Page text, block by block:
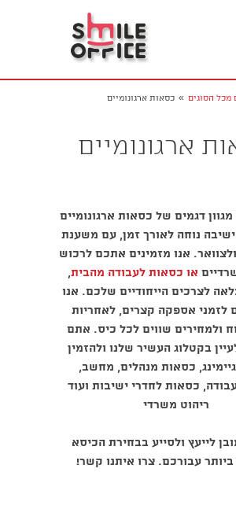
מכל הסוגים » כסאות ארגונומיים
ארגונומיים
דגמים של כסאות ארגונומיים
נוחה לאורך זמן, עם משענת
אנו מזמינים אתכם לרכוש
או כסאות לעבודה מהבית,
לצרכים הייחודיים שלכם. אנו
לזמני אספקה קצרים, לאחריות
ולמחירים שווים לכל כיס. אתם
בקטלוג העשיר שלנו ולהזמין
כסאות מנהלים, מחשב,
כסאות לחדרי ישיבות ועוד
ריהוט משרדי
לייעץ ולסייע בבחירת הכיסא
עבורכם. צרו איתנו קשר!